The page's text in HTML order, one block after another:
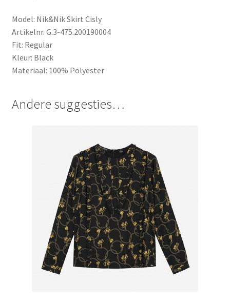
Model: Nik&Nik Skirt Cisly
Artikelnr. G.3-475.200190004
Fit: Regular
Kleur: Black
Materiaal: 100% Polyester
Andere suggesties…